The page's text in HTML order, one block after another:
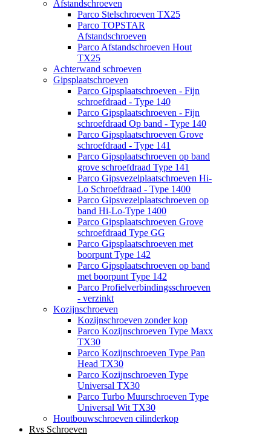
Afstandschroeven
Parco Stelschroeven TX25
Parco TOPSTAR
Afstandschroeven
Parco Afstandschroeven Hout
TX25
Achterwand schroeven
Gipsplaatschroeven
Parco Gipsplaatschroeven - Fijn
schroefdraad - Type 140
Parco Gipsplaatschroeven - Fijn
schroefdraad Op band - Type 140
Parco Gipsplaatschroeven Grove
schroefdraad - Type 141
Parco Gipsplaatschroeven op band
grove schroefdraad Type 141
Parco Gipsvezelplaatschroeven Hi-
Lo Schroefdraad - Type 1400
Parco Gipsvezelplaatschroeven op
band Hi-Lo-Type 1400
Parco Gipsplaatschroeven Grove
schroefdraad Type GG
Parco Gipsplaatschroeven met
boorpunt Type 142
Parco Gipsplaatschroeven op band
met boorpunt Type 142
Parco Profielverbindingsschroeven
- verzinkt
Kozijnschroeven
Kozijnschroeven zonder kop
Parco Kozijnschroeven Type Maxx
TX30
Parco Kozijnschroeven Type Pan
Head TX30
Parco Kozijnschroeven Type
Universal TX30
Parco Turbo Muurschroeven Type
Universal Wit TX30
Houtbouwschroeven cilinderkop
Rvs Schroeven